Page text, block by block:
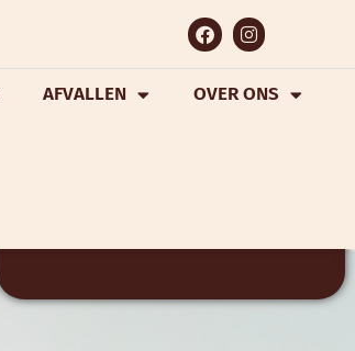
AFVALLEN OVER ONS